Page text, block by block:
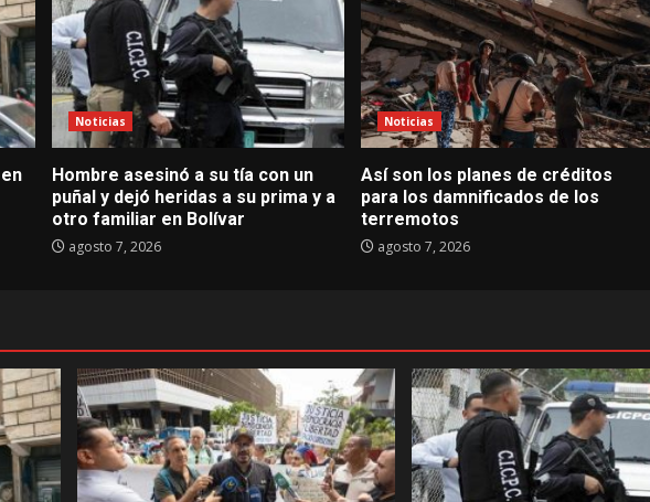
Noticias
Hombre asesinó a su tía con un
puñal y dejó heridas a su prima y a
otro familiar en Bolívar
agosto 7, 2026
Noticias
Así son los planes de créditos
para los damnificados de los
terremotos
agosto 7, 2026